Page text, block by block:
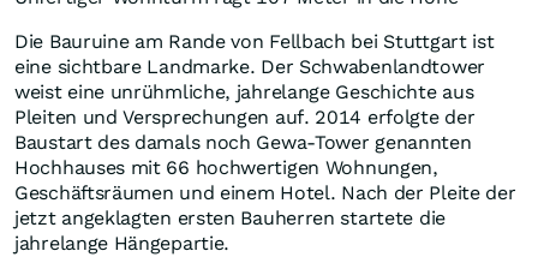
Die Bauruine am Rande von Fellbach bei Stuttgart ist
eine sichtbare Landmarke. Der Schwabenlandtower
weist eine unrühmliche, jahrelange Geschichte aus
Pleiten und Versprechungen auf. 2014 erfolgte der
Baustart des damals noch Gewa-Tower genannten
Hochhauses mit 66 hochwertigen Wohnungen,
Geschäftsräumen und einem Hotel. Nach der Pleite der
jetzt angeklagten ersten Bauherren startete die
jahrelange Hängepartie.